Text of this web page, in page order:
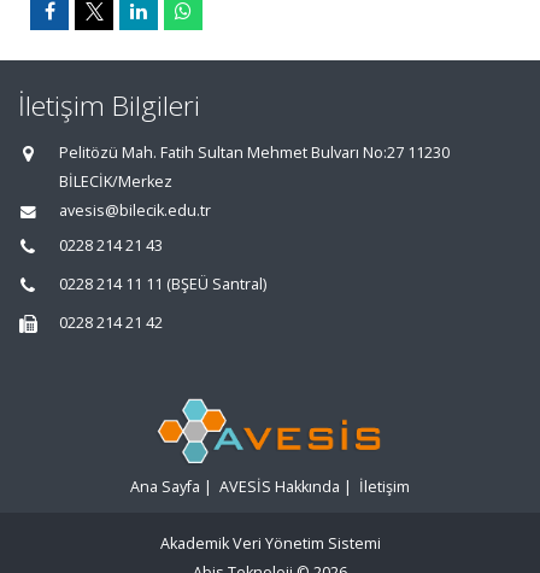
İletişim Bilgileri
Pelitözü Mah. Fatih Sultan Mehmet Bulvarı No:27 11230
BİLECİK/Merkez
avesis@bilecik.edu.tr
0228 214 21 43
0228 214 11 11 (BŞEÜ Santral)
0228 214 21 42
Ana Sayfa | AVESİS Hakkında | İletişim
Akademik Veri Yönetim Sistemi